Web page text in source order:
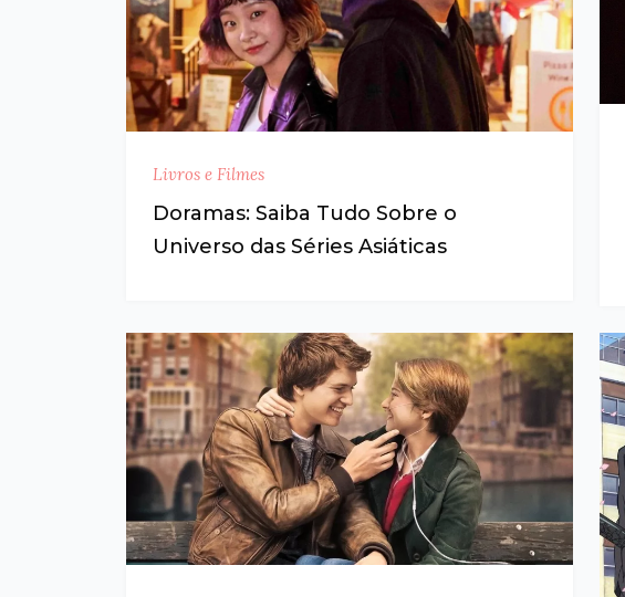
Livros e Filmes
Doramas: Saiba Tudo Sobre o
Universo das Séries Asiáticas